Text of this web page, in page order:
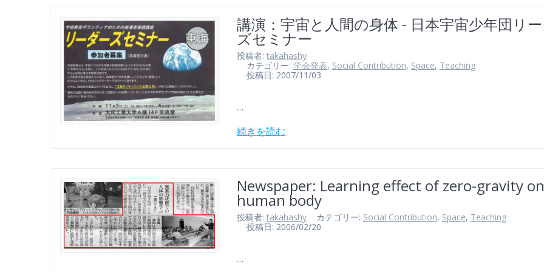
講演：宇宙と人間の身体 - 日本宇宙少年団リ
ズセミナー
投稿者:takahashy
カテゴリー: 学会発表, Social Contribution, Space, Teaching
投稿日: 2007/11/03
…
続きを読む
Newspaper: Learning effect of zero-gravity on
human body
投稿者:takahashy カテゴリー: Social Contribution, Space, Teaching
投稿日: 2006/02/20
…